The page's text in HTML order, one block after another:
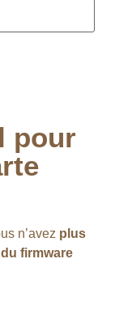
pour
n’avez plus
firmware